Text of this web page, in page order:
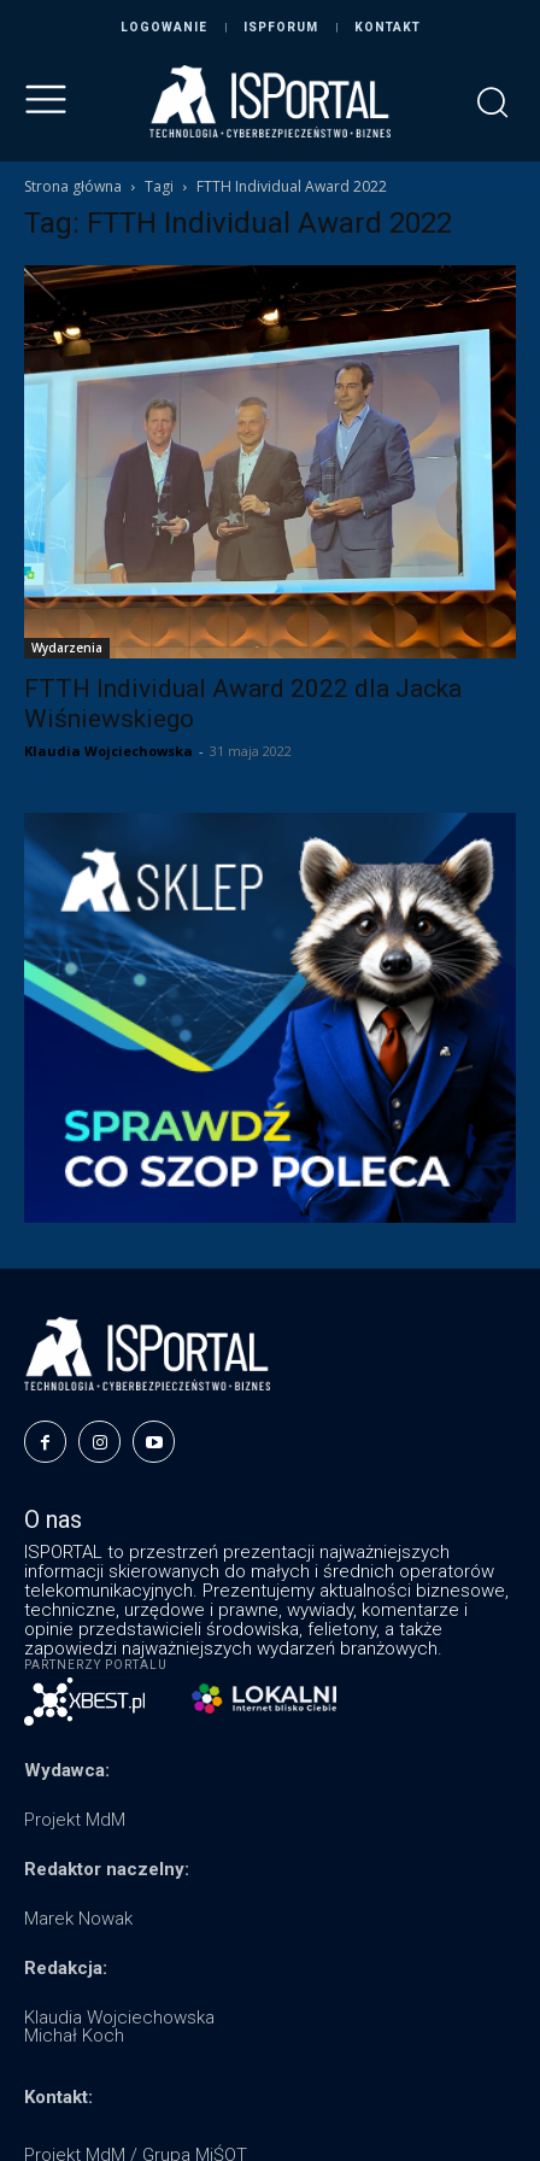
LOGOWANIE ISPFORUM KONTAKT
Strona główna Tagi FTTH Individual Award 2022
Tag: FTTH Individual Award 2022
Wydarzenia
FTTH Individual Award 2022 dla Jacka
Wiśniewskiego
Klaudia Wojciechowska - 31 maja 2022
O nas
ISPORTAL to przestrzeń prezentacji najważniejszych
informacji skierowanych do małych i średnich operatorów
telekomunikacyjnych. Prezentujemy aktualności biznesowe,
techniczne, urzędowe i prawne, wywiady, komentarze i
opinie przedstawicieli środowiska, felietony, a także
zapowiedzi najważniejszych wydarzeń branżowych.
PARTNERZY PORTALU
Wydawca:
Projekt MdM
Redaktor naczelny:
Marek Nowak
Redakcja:
Klaudia Wojciechowska
Michał Koch
Kontakt:
Projekt MdM / Grupa MiŚOT